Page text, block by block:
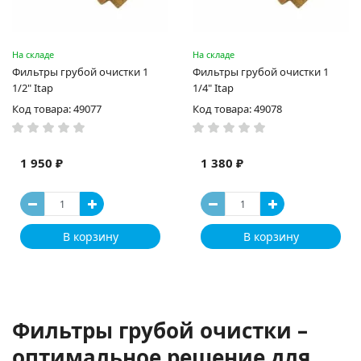
На складе
Фильтры грубой очистки 1
1/2" Itap
Код товара: 49077
1 950 ₽
В корзину
На складе
Фильтры грубой очистки 1
1/4" Itap
Код товара: 49078
1 380 ₽
В корзину
Фильтры грубой очистки –